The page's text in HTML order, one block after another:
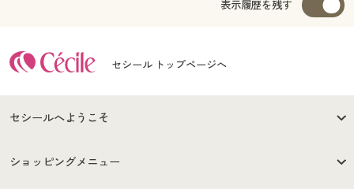
表示履歴を残す
セシール トップページへ
セシールへようこそ
はじめての方へ
ショッピングメニュー